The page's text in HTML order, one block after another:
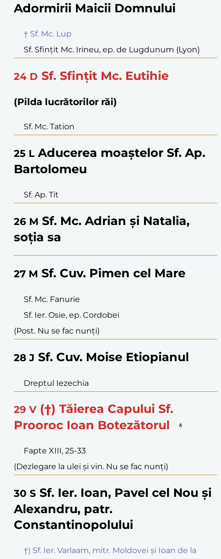
Adormirii Maicii Domnului
† Sf. Mc. Lup
Sf. Sfințit Mc. Irineu, ep. de Lugdunum (Lyon)
24 D Sf. Sfințit Mc. Eutihie
(Pilda lucrătorilor răi)
Sf. Mc. Tation
25 L Aducerea moaștelor Sf. Ap.
Bartolomeu
Sf. Ap. Tit
26 M Sf. Mc. Adrian și Natalia,
soția sa
27 M Sf. Cuv. Pimen cel Mare
Sf. Mc. Fanurie
Sf. Ier. Osie, ep. Cordobei
(Post. Nu se fac nunți)
28 J Sf. Cuv. Moise Etiopianul
Dreptul Iezechia
29 V (†) Tăierea Capului Sf.
Prooroc Ioan Botezătorul
Fapte XIII, 25-33
(Dezlegare la ulei și vin. Nu se fac nunți)
30 S Sf. Ier. Ioan, Pavel cel Nou și
Alexandru, patr.
Constantinopolului
†) Sf. Ier. Varlaam, mitr. Moldovei și Ioan de la